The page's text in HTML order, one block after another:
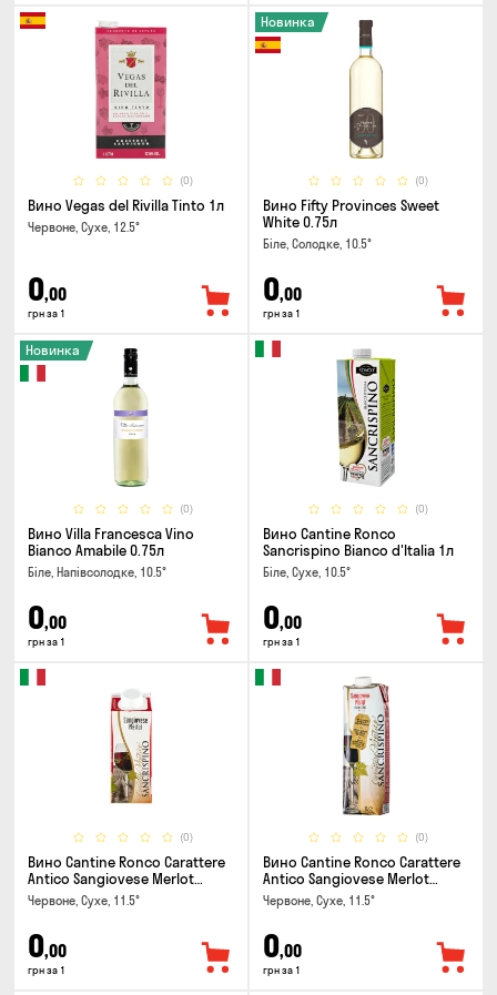
(0)
Вино Vegas del Rivilla Tinto 1л
Червоне, Сухе, 12.5°
0,00
грн за 1
(0)
Новинка
Вино Fifty Provinces Sweet
White 0.75л
Біле, Солодке, 10.5°
0,00
грн за 1
(0)
Новинка
Вино Villa Francesca Vino
Bianco Amabile 0.75л
Біле, Напівсолодке, 10.5°
0,00
грн за 1
(0)
Вино Cantine Ronco
Sancrispino Bianco d'Italia 1л
Біле, Сухе, 10.5°
0,00
грн за 1
(0)
Вино Cantine Ronco Carattere
Antico Sangiovese Merlot
Rubicone IGT 0.25л
Червоне, Сухе, 11.5°
0,00
грн за 1
(0)
Вино Cantine Ronco Carattere
Antico Sangiovese Merlot
Rubicone IGT 1л
Червоне, Сухе, 11.5°
0,00
грн за 1